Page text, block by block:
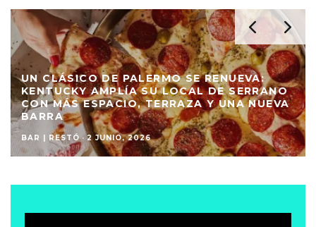
UN CLÁSICO DE PALERMO SE RENUEVA:
KENTUCKY AMPLÍA SU LOCAL DE SERRANO
CON MÁS ESPACIO, TERRAZA Y UNA NUEVA
BARRA
BAR | RESTÓ · 2 JUNIO, 2026